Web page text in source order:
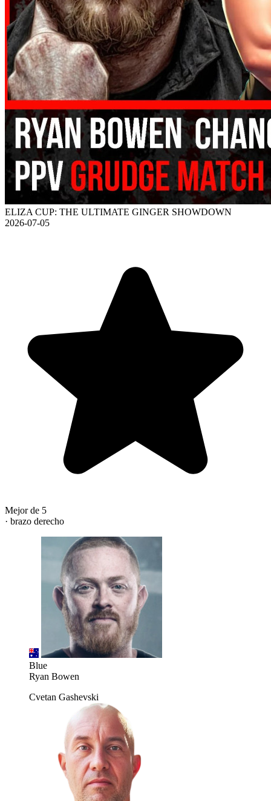
ELIZA CUP: THE ULTIMATE GINGER SHOWDOWN
2026-07-05
Mejor de 5
· brazo derecho
Blue
Ryan Bowen
Cvetan Gashevski